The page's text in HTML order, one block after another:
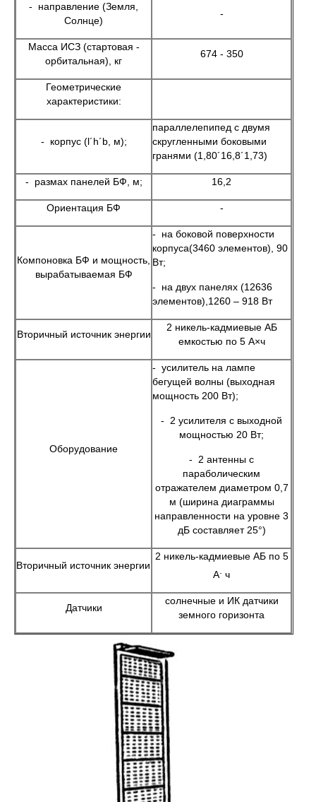
- направление (Земля,
Солнце)
-
Масса ИСЗ (стартовая -
орбитальная), кг
674 - 350
Геометрические
характеристики:
- корпус (l´h´b, м);
параллелепипед с двумя
скругленными боковыми
гранями (1,80´16,8´1,73)
- размах панелей БФ, м; 16,2
Ориентация БФ -
Компоновка БФ и мощность,
вырабатываемая БФ
- на боковой поверхности
корпуса(3460 элементов), 90
Вт;
- на двух панелях (12636
элементов),1260 – 918 Вт
Вторичный источник энергии
2 никель-кадмиевые АБ
емкостью по 5 А×ч
Оборудование
- усилитель на лампе
бегущей волны (выходная
мощность 200 Вт);
- 2 усилителя с выходной
мощностью 20 Вт;
- 2 антенны с
параболическим
отражателем диаметром 0,7
м (ширина диаграммы
направленности на уровне 3
дБ составляет 25°)
Вторичный источник энергии
2 никель-кадмиевые АБ по 5
А ч
Датчики
солнечные и ИК датчики
земного горизонта